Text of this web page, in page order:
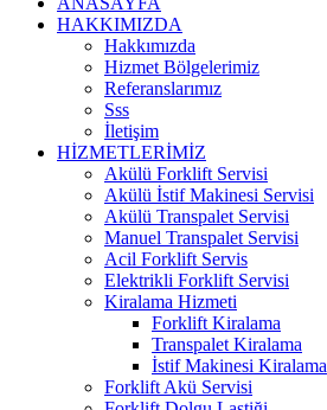
HAKKIMIZDA
Hakkımızda
Hizmet Bölgelerimiz
Referanslarımız
Sss
İletişim
HİZMETLERİMİZ
Akülü Forklift Servisi
Akülü İstif Makinesi Servisi
Akülü Transpalet Servisi
Manuel Transpalet Servisi
Acil Forklift Servis
Elektrikli Forklift Servisi
Kiralama Hizmeti
Forklift Kiralama
Transpalet Kiralama
İstif Makinesi Kiralama
Forklift Akü Servisi